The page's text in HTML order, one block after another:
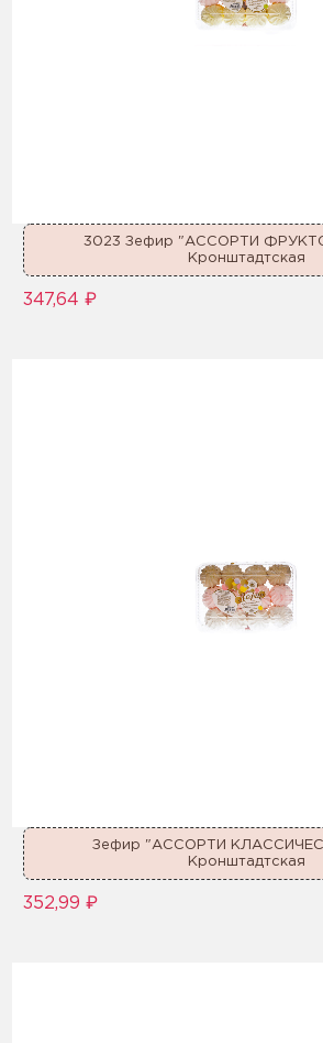
3023 Зефир "АССОРТИ
Кронштадтская
347,64 ₽
Зефир "АССОРТИ
Кронштадтская
352,99 ₽